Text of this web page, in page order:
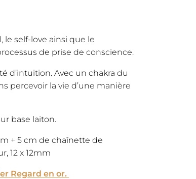
le self-love ainsi que le
de prise de conscience.
d’intuition. Avec un chakra du
percevoir la vie d’une manière
base laiton.
+ 5 cm de chaînette de
12 x 12mm
Regard en or.